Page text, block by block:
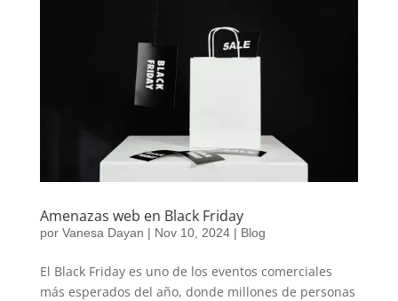
Amenazas web en Black Friday
por Vanesa Dayan | Nov 10, 2024| Blog
El Black Friday es uno de los eventos comerciales
más esperados del año, donde millones de personas